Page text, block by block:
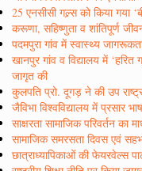
25 एनसीसी गल्र्स को किया गया
करूणा, सहिष्णुता व शांतिपूर्ण
पदमपुरा गांव में स्वास्थ्य
खानपुर गांव व विद्यालय में
जागृत की
कुलपति प्रो. दूगड़ ने की उप
जैविभा विश्वविद्यालय में प्रसार
साक्षरता सामाजिक परिवर्तन का
सामाजिक समरसता दिवस एवं
छात्राध्यापिकाओं की फेयरवेल्स